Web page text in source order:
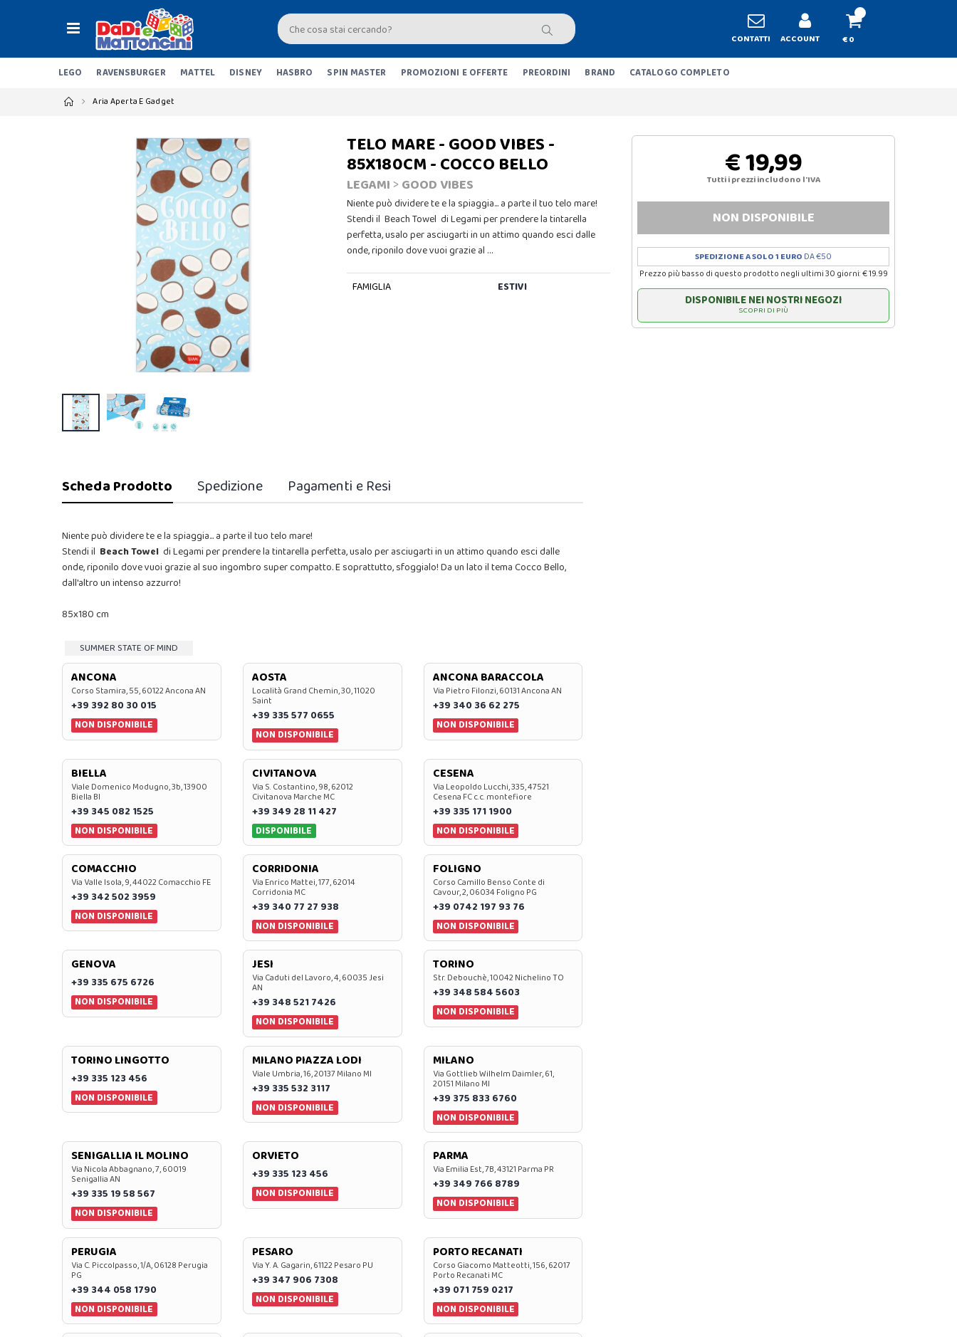
CONTATTI ACCOUNT € 0
LEGO RAVENSBURGER MATTEL DISNEY HASBRO SPIN MASTER PROMOZIONI E OFFERTE PREORDINI BRAND CATALOGO COMPLETO
Aria Aperta E Gadget
TELO MARE - GOOD VIBES -
85X180CM - COCCO BELLO
LEGAMI> GOOD VIBES
Niente può dividere te e la spiaggia... a parte il tuo telo mare!
Stendi il Beach Towel di Legami per prendere la tintarella
perfetta, usalo per asciugarti in un attimo quando esci dalle
onde, riponilo dove vuoi grazie al …
FAMIGLIA ESTIVI
€ 19,99
Tutti i prezzi includono l'IVA
NON DISPONIBILE
SPEDIZIONE A SOLO 1 EURO DA €50
Prezzo più basso di questo prodotto negli ultimi 30 giorni: € 19.99
DISPONIBILE NEI NOSTRI NEGOZI
SCOPRI DI PIÙ
Scheda Prodotto Spedizione Pagamenti e Resi
Niente può dividere te e la spiaggia... a parte il tuo telo mare!
Stendi il Beach Towel di Legami per prendere la tintarella perfetta, usalo per asciugarti in un attimo quando esci dalle
onde, riponilo dove vuoi grazie al suo ingombro super compatto. E soprattutto, sfoggialo! Da un lato il tema Cocco Bello,
dall'altro un intenso azzurro!
85x180 cm
SUMMER STATE OF MIND
ANCONA
Corso Stamira, 55, 60122 Ancona AN
+39 392 80 30 015
NON DISPONIBILE
AOSTA
Località Grand Chemin, 30, 11020
Saint
+39 335 577 0655
NON DISPONIBILE
ANCONA BARACCOLA
Via Pietro Filonzi, 60131 Ancona AN
+39 340 36 62 275
NON DISPONIBILE
BIELLA
Viale Domenico Modugno, 3b, 13900
Biella BI
+39 345 082 1525
NON DISPONIBILE
CIVITANOVA
Via S. Costantino, 98, 62012
Civitanova Marche MC
+39 349 28 11 427
DISPONIBILE
CESENA
Via Leopoldo Lucchi, 335, 47521
Cesena FC c.c. montefiore
+39 335 171 1900
NON DISPONIBILE
COMACCHIO
Via Valle Isola, 9, 44022 Comacchio FE
+39 342 502 3959
NON DISPONIBILE
CORRIDONIA
Via Enrico Mattei, 177, 62014
Corridonia MC
+39 340 77 27 938
NON DISPONIBILE
FOLIGNO
Corso Camillo Benso Conte di
Cavour, 2, 06034 Foligno PG
+39 0742 197 93 76
NON DISPONIBILE
GENOVA
+39 335 675 6726
NON DISPONIBILE
JESI
Via Caduti del Lavoro, 4, 60035 Jesi
AN
+39 348 521 7426
NON DISPONIBILE
TORINO
Str. Debouchè, 10042 Nichelino TO
+39 348 584 5603
NON DISPONIBILE
TORINO LINGOTTO
+39 335 123 456
NON DISPONIBILE
MILANO PIAZZA LODI
Viale Umbria, 16, 20137 Milano MI
+39 335 532 3117
NON DISPONIBILE
MILANO
Via Gottlieb Wilhelm Daimler, 61,
20151 Milano MI
+39 375 833 6760
NON DISPONIBILE
SENIGALLIA IL MOLINO
Via Nicola Abbagnano, 7, 60019
Senigallia AN
+39 335 19 58 567
NON DISPONIBILE
ORVIETO
+39 335 123 456
NON DISPONIBILE
PARMA
Via Emilia Est, 7B, 43121 Parma PR
+39 349 766 8789
NON DISPONIBILE
PERUGIA
Via C. Piccolpasso, 1/A, 06128 Perugia
PG
+39 344 058 1790
NON DISPONIBILE
PESARO
Via Y. A. Gagarin, 61122 Pesaro PU
+39 347 906 7308
NON DISPONIBILE
PORTO RECANATI
Corso Giacomo Matteotti, 156, 62017
Porto Recanati MC
+39 071 759 0217
NON DISPONIBILE